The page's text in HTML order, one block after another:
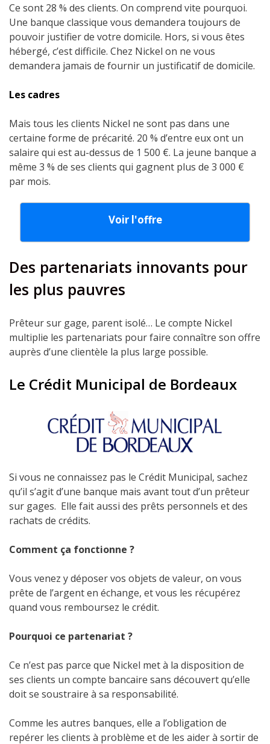
Ce sont 28 % des clients. On comprend vite pourquoi.
Une banque classique vous demandera toujours de
pouvoir justifier de votre domicile. Hors, si vous êtes
hébergé, c’est difficile. Chez Nickel on ne vous
demandera jamais de fournir un justificatif de domicile.
Les cadres
Mais tous les clients Nickel ne sont pas dans une
certaine forme de précarité. 20 % d’entre eux ont un
salaire qui est au-dessus de 1 500 €. La jeune banque a
même 3 % de ses clients qui gagnent plus de 3 000 €
par mois.
Voir l'offre
Des partenariats innovants pour
les plus pauvres
Prêteur sur gage, parent isolé… Le compte Nickel
multiplie les partenariats pour faire connaître son offre
auprès d’une clientèle la plus large possible.
Le Crédit Municipal de Bordeaux
Si vous ne connaissez pas le Crédit Municipal, sachez
qu’il s’agit d’une banque mais avant tout d’un prêteur
sur gages. Elle fait aussi des prêts personnels et des
rachats de crédits.
Comment ça fonctionne ?
Vous venez y déposer vos objets de valeur, on vous
prête de l’argent en échange, et vous les récupérez
quand vous remboursez le crédit.
Pourquoi ce partenariat ?
Ce n’est pas parce que Nickel met à la disposition de
ses clients un compte bancaire sans découvert qu’elle
doit se soustraire à sa responsabilité.
Comme les autres banques, elle a l’obligation de
repérer les clients à problème et de les aider à sortir de